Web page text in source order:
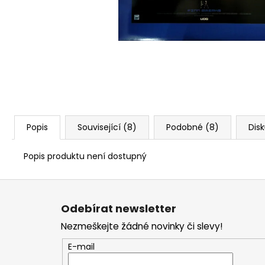
Popis Související (8) Podobné (8)
Popis produktu není dostupný
Z
Odebírat newsletter
Nezmeškejte žádné novinky či slevy!
E-mail